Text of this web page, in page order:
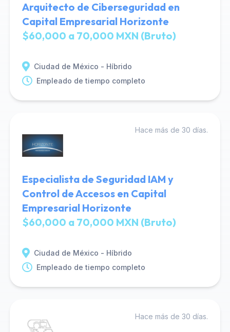
Arquitecto de Ciberseguridad en
Capital Empresarial Horizonte
$60,000 a 70,000 MXN (Bruto)
Ciudad de México - Híbrido
Empleado de tiempo completo
Hace más de 30 días.
Especialista de Seguridad IAM y
Control de Accesos en Capital
Empresarial Horizonte
$60,000 a 70,000 MXN (Bruto)
Ciudad de México - Híbrido
Empleado de tiempo completo
Hace más de 30 días.